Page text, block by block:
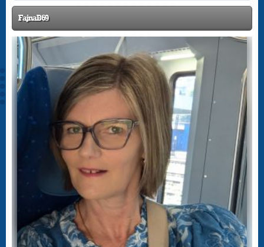
FajnaB69